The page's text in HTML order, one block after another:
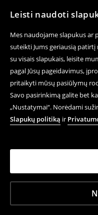
Leisti naudoti
Mes naudojame slapukus ar
suteikti Jums geriausią
su visais slapukais, leisite
pagal Jūsų pageidavimus,
pritaikyti mūsų pasiūlymų
Savo pasirinkimą galite bet
„Nustatymai“. Norėdami
Slapukų politiką ir